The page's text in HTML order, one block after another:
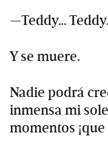
—Teddy…
Y se muere.
Nadie podrá
inmensa mi
momentos